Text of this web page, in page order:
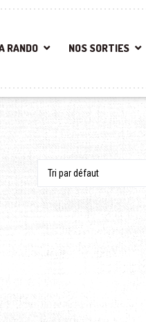
RANDO NOS SORTIES